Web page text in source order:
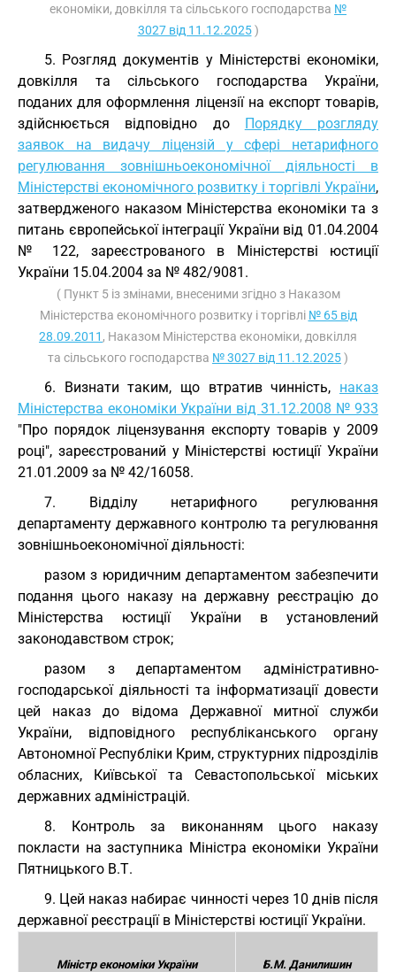
економіки, довкілля та сільського господарства №
3027 від 11.12.2025)
5. Розгляд документів у Міністерстві економіки,
довкілля та сільського господарства України,
поданих для оформлення ліцензії на експорт товарів,
здійснюється відповідно до Порядку розгляду
заявок на видачу ліцензій у сфері нетарифного
регулювання зовнішньоекономічної діяльності в
Міністерстві економічного розвитку і торгівлі України,
затвердженого наказом Міністерства економіки та з
питань європейської інтеграції України від 01.04.2004
№ 122, зареєстрованого в Міністерстві юстиції
України 15.04.2004 за № 482/9081.
( Пункт 5 із змінами, внесеними згідно з Наказом
Міністерства економічного розвитку і торгівлі № 65 від
28.09.2011 , Наказом Міністерства економіки, довкілля
та сільського господарства № 3027 від 11.12.2025)
6. Визнати таким, що втратив чинність, наказ
Міністерства економіки України від 31.12.2008 № 933
"Про порядок ліцензування експорту товарів у 2009
році", зареєстрований у Міністерстві юстиції України
21.01.2009 за № 42/16058.
7. Відділу нетарифного регулювання
департаменту державного контролю та регулювання
зовнішньоекономічної діяльності:
разом з юридичним департаментом забезпечити
подання цього наказу на державну реєстрацію до
Міністерства юстиції України в установлений
законодавством строк;
разом з департаментом адміністративно-
господарської діяльності та інформатизації довести
цей наказ до відома Державної митної служби
України, відповідного республіканського органу
Автономної Республіки Крим, структурних підрозділів
обласних, Київської та Севастопольської міських
державних адміністрацій.
8. Контроль за виконанням цього наказу
покласти на заступника Міністра економіки України
Пятницького В.Т.
9. Цей наказ набирає чинності через 10 днів після
державної реєстрації в Міністерстві юстиції України.
Міністр економіки України Б.М. Данилишин